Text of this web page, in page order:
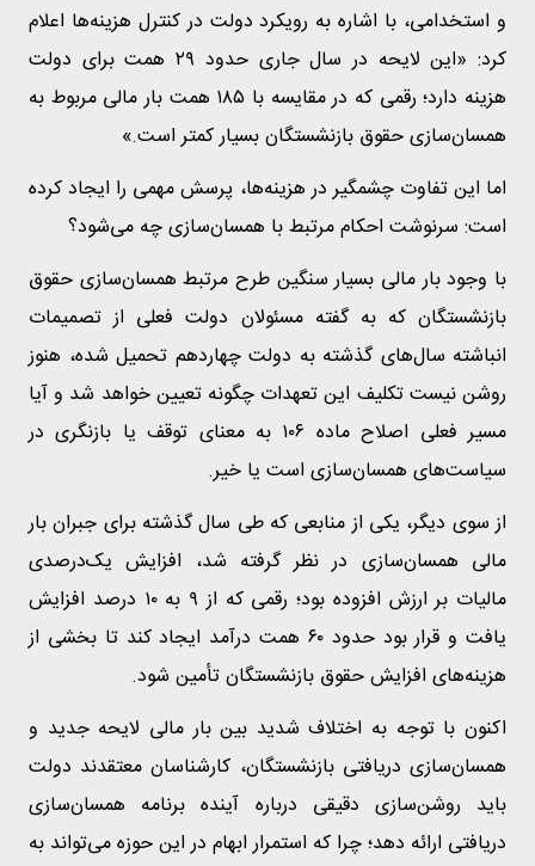
و استخدامی، با اشاره به رویکرد دولت در کنترل هزینه‌ها اعلام
کرد: «این لایحه در سال جاری حدود ۲۹ همت برای دولت
هزینه دارد؛ رقمی که در مقایسه با ۱۸۵ همت بار مالی مربوط به
همسان‌سازی حقوق بازنشستگان بسیار کمتر است.»
اما این تفاوت چشمگیر در هزینه‌ها، پرسش مهمی را ایجاد کرده
است: سرنوشت احکام مرتبط با همسان‌سازی چه می‌شود؟
با وجود بار مالی بسیار سنگین طرح مرتبط همسان‌سازی حقوق
بازنشستگان که به گفته مسئولان دولت فعلی از تصمیمات
انباشته سال‌های گذشته به دولت چهاردهم تحمیل شده، هنوز
روشن نیست تکلیف این تعهدات چگونه تعیین خواهد شد و آیا
مسیر فعلی اصلاح ماده ۱۰۶ به معنای توقف یا بازنگری در
سیاست‌های همسان‌سازی است یا خیر.
از سوی دیگر، یکی از منابعی که طی سال گذشته برای جبران بار
مالی همسان‌سازی در نظر گرفته شد، افزایش یک‌درصدی
مالیات بر ارزش افزوده بود؛ رقمی که از ۹ به ۱۰ درصد افزایش
یافت و قرار بود حدود ۶۰ همت درآمد ایجاد کند تا بخشی از
هزینه‌های افزایش حقوق بازنشستگان تأمین شود.
اکنون با توجه به اختلاف شدید بین بار مالی لایحه جدید و
همسان‌سازی دریافتی بازنشستگان، کارشناسان معتقدند دولت
باید روشن‌سازی دقیقی درباره آینده برنامه همسان‌سازی
دریافتی ارائه دهد؛ چرا که استمرار ابهام در این حوزه می‌تواند به